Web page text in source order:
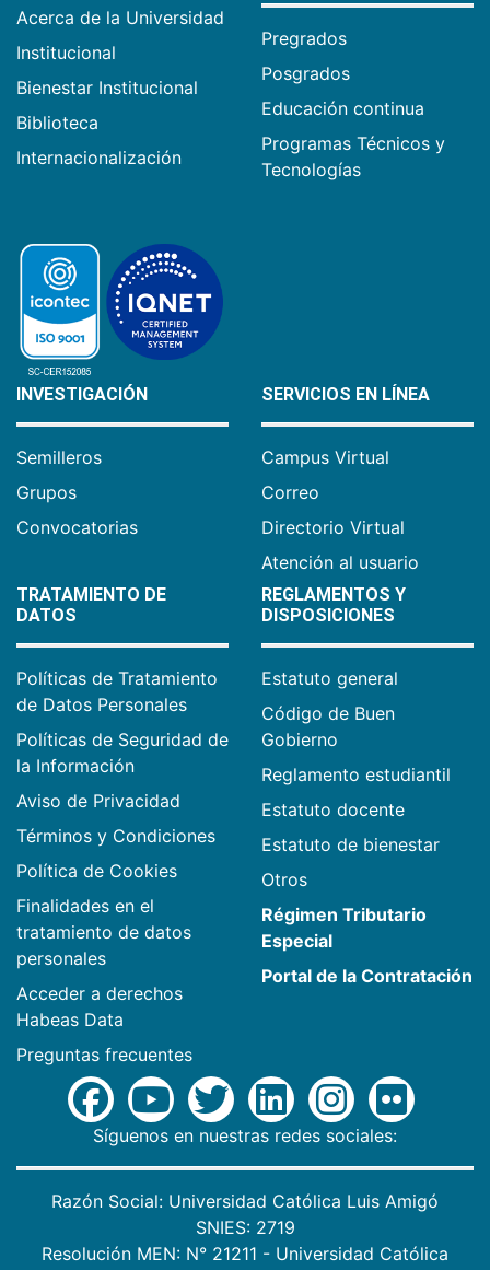
Acerca de la Universidad
Institucional
Bienestar Institucional
Biblioteca
Internacionalización
Pregrados
Posgrados
Educación continua
Programas Técnicos y
Tecnologías
INVESTIGACIÓN
Semilleros
Grupos
Convocatorias
SERVICIOS EN LÍNEA
Campus Virtual
Correo
Directorio Virtual
Atención al usuario
TRATAMIENTO DE
DATOS
Políticas de Tratamiento
de Datos Personales
Políticas de Seguridad de
la Información
Aviso de Privacidad
Términos y Condiciones
Política de Cookies
Finalidades en el
tratamiento de datos
personales
Acceder a derechos
Habeas Data
Preguntas frecuentes
REGLAMENTOS Y
DISPOSICIONES
Estatuto general
Código de Buen
Gobierno
Reglamento estudiantil
Estatuto docente
Estatuto de bienestar
Otros
Régimen Tributario
Especial
Portal de la Contratación
Síguenos en nuestras redes sociales:
Razón Social: Universidad Católica Luis Amigó
SNIES: 2719
Resolución MEN: N° 21211 - Universidad Católica